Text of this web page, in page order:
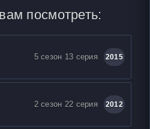
посмотреть:
5 сезон 13 серия 2015
2 сезон 22 серия 2012